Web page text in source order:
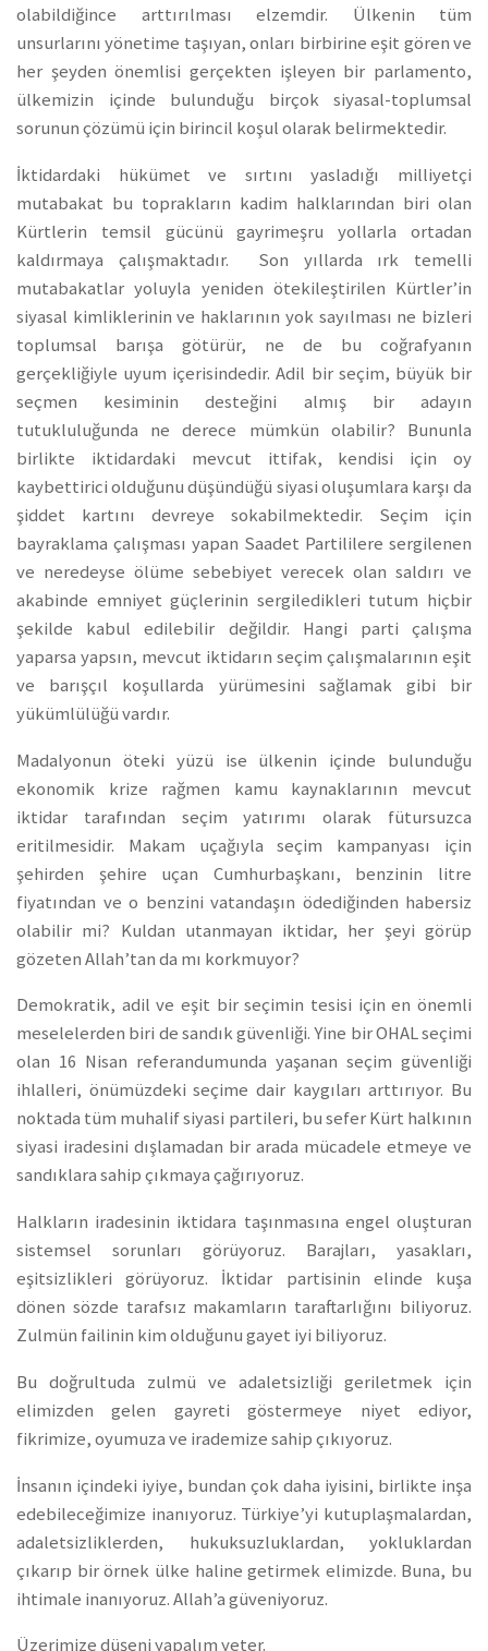
olabildiğince arttırılması elzemdir. Ülkenin tüm
unsurlarını yönetime taşıyan, onları birbirine eşit gören ve
her şeyden önemlisi gerçekten işleyen bir parlamento,
ülkemizin içinde bulunduğu birçok siyasal-toplumsal
sorunun çözümü için birincil koşul olarak belirmektedir.
İktidardaki hükümet ve sırtını yasladığı milliyetçi
mutabakat bu toprakların kadim halklarından biri olan
Kürtlerin temsil gücünü gayrimeşru yollarla ortadan
kaldırmaya çalışmaktadır. Son yıllarda ırk temelli
mutabakatlar yoluyla yeniden ötekileştirilen Kürtler’in
siyasal kimliklerinin ve haklarının yok sayılması ne bizleri
toplumsal barışa götürür, ne de bu coğrafyanın
gerçekliğiyle uyum içerisindedir. Adil bir seçim, büyük bir
seçmen kesiminin desteğini almış bir adayın
tutukluluğunda ne derece mümkün olabilir? Bununla
birlikte iktidardaki mevcut ittifak, kendisi için oy
kaybettirici olduğunu düşündüğü siyasi oluşumlara karşı da
şiddet kartını devreye sokabilmektedir. Seçim için
bayraklama çalışması yapan Saadet Partililere sergilenen
ve neredeyse ölüme sebebiyet verecek olan saldırı ve
akabinde emniyet güçlerinin sergiledikleri tutum hiçbir
şekilde kabul edilebilir değildir. Hangi parti çalışma
yaparsa yapsın, mevcut iktidarın seçim çalışmalarının eşit
ve barışçıl koşullarda yürümesini sağlamak gibi bir
yükümlülüğü vardır.
Madalyonun öteki yüzü ise ülkenin içinde bulunduğu
ekonomik krize rağmen kamu kaynaklarının mevcut
iktidar tarafından seçim yatırımı olarak fütursuzca
eritilmesidir. Makam uçağıyla seçim kampanyası için
şehirden şehire uçan Cumhurbaşkanı, benzinin litre
fiyatından ve o benzini vatandaşın ödediğinden habersiz
olabilir mi? Kuldan utanmayan iktidar, her şeyi görüp
gözeten Allah’tan da mı korkmuyor?
Demokratik, adil ve eşit bir seçimin tesisi için en önemli
meselelerden biri de sandık güvenliği. Yine bir OHAL seçimi
olan 16 Nisan referandumunda yaşanan seçim güvenliği
ihlalleri, önümüzdeki seçime dair kaygıları arttırıyor. Bu
noktada tüm muhalif siyasi partileri, bu sefer Kürt halkının
siyasi iradesini dışlamadan bir arada mücadele etmeye ve
sandıklara sahip çıkmaya çağırıyoruz.
Halkların iradesinin iktidara taşınmasına engel oluşturan
sistemsel sorunları görüyoruz. Barajları, yasakları,
eşitsizlikleri görüyoruz. İktidar partisinin elinde kuşa
dönen sözde tarafsız makamların taraftarlığını biliyoruz.
Zulmün failinin kim olduğunu gayet iyi biliyoruz.
Bu doğrultuda zulmü ve adaletsizliği geriletmek için
elimizden gelen gayreti göstermeye niyet ediyor,
fikrimize, oyumuza ve irademize sahip çıkıyoruz.
İnsanın içindeki iyiye, bundan çok daha iyisini, birlikte inşa
edebileceğimize inanıyoruz. Türkiye’yi kutuplaşmalardan,
adaletsizliklerden, hukuksuzluklardan, yokluklardan
çıkarıp bir örnek ülke haline getirmek elimizde. Buna, bu
ihtimale inanıyoruz. Allah’a güveniyoruz.
Üzerimize düşeni yapalım yeter.